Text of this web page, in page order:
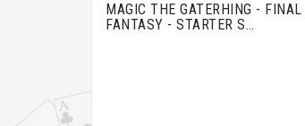
MAGIC THE GATERHING - FINAL
FANTASY - STARTER S…